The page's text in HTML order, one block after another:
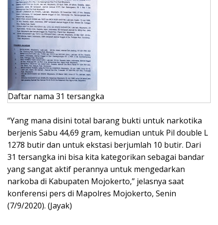
Daftar nama 31 tersangka
“Yang mana disini total barang bukti untuk narkotika
berjenis Sabu 44,69 gram, kemudian untuk Pil double L
1278 butir dan untuk ekstasi berjumlah 10 butir. Dari
31 tersangka ini bisa kita kategorikan sebagai bandar
yang sangat aktif perannya untuk mengedarkan
narkoba di Kabupaten Mojokerto,” jelasnya saat
konferensi pers di Mapolres Mojokerto, Senin
(7/9/2020). (Jayak)